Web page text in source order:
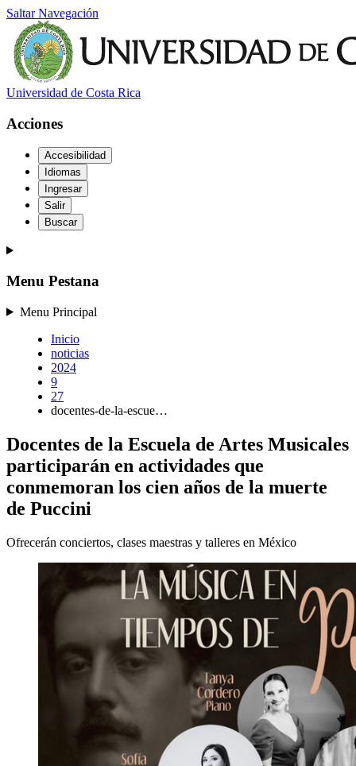
Saltar Navegación
Universidad de Costa Rica
Acciones
Accesibilidad
Idiomas
Ingresar
Salir
Buscar
Menu Pestana
Menu Principal
Inicio
noticias
2024
9
27
docentes-de-la-escue…
Docentes de la Escuela de Artes Musicales
participarán en actividades que
conmemoran los cien años de la muerte
de Puccini
Ofrecerán conciertos, clases maestras y talleres en México